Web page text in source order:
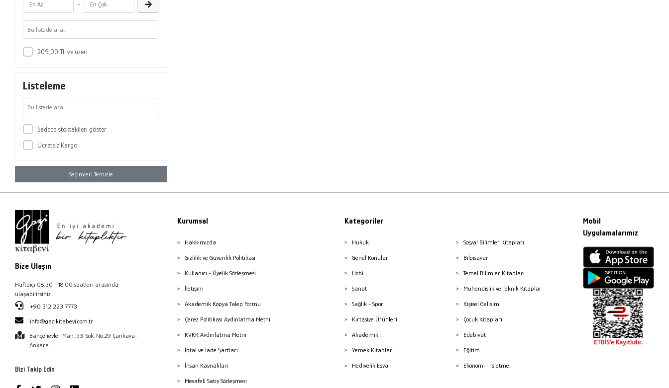
-
209,00 TL ve üzeri
Listeleme
Sadece stoktakileri göster
Ücretsiz Kargo
Seçimleri Temizle
Bize Ulaşın
Haftaiçi 08:30 - 18:00 saatleri arasında
ulaşabilirsiniz.
+90 312 223 7773
info@gazikitabevi.com.tr
Bahçelievler Mah. 53. Sok. No:29 Çankaya-
Ankara
Bizi Takip Edin
Kurumsal
Hakkımızda
Gizlilik ve Güvenlik Politikası
Kullanıcı - Üyelik Sözleşmesi
İletişim
Akademik Kopya Talep Formu
Çerez Politikası Aydınlatma Metni
KVKK Aydınlatma Metni
İptal ve İade Şartları
İnsan Kaynakları
Mesafeli Satış Sözleşmesi
Kategoriler
Hukuk
Genel Konular
Hobi
Sanat
Sağlık - Spor
Kırtasiye Ürünleri
Akademik
Yemek Kitapları
Hediyelik Eşya
Sosyal Bilimler Kitapları
Bilgisayar
Temel Bilimler Kitapları
Mühendislik ve Teknik Kitaplar
Kişisel Gelişim
Çocuk Kitapları
Edebiyat
Eğitim
Ekonomi - İşletme
Mobil
Uygulamalarımız